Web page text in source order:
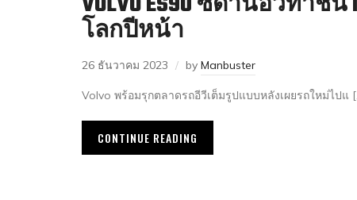
โลกปีหน้า
26 ธันวาคม 2023 by Manbuster
Volvo พร้อมรุกตลาดรถอีวีเต็มรูปแบบหลังเผยรถใหม่ไปแ
CONTINUE READING